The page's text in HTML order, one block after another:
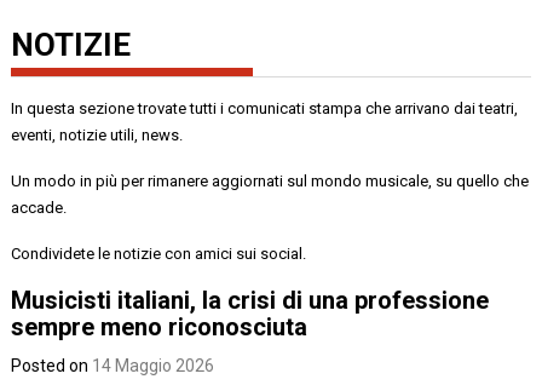
NOTIZIE
In questa sezione trovate tutti i comunicati stampa che arrivano dai teatri,
eventi, notizie utili, news.
Un modo in più per rimanere aggiornati sul mondo musicale, su quello che
accade.
Condividete le notizie con amici sui social.
Musicisti italiani, la crisi di una professione
sempre meno riconosciuta
Posted on 14 Maggio 2026